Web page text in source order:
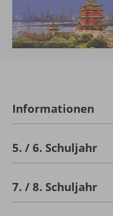
Informationen
5. / 6. Schuljahr
7. / 8. Schuljahr